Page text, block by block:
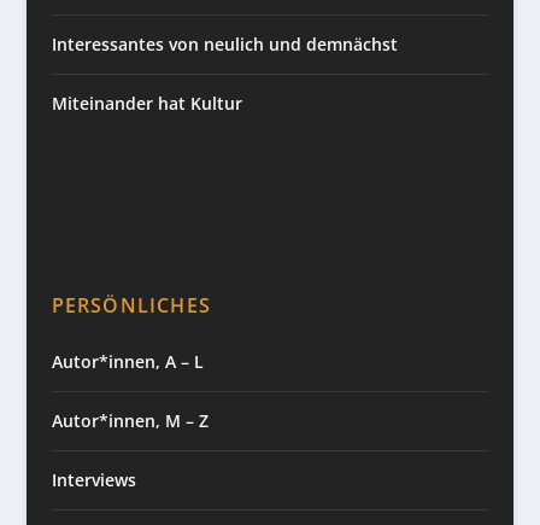
Interessantes von neulich und demnächst
Miteinander hat Kultur
PERSÖNLICHES
Autor*innen, A – L
Autor*innen, M – Z
Interviews